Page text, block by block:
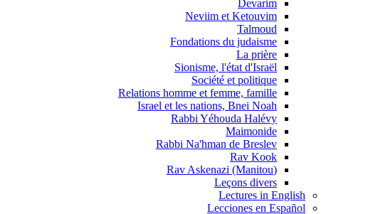
Devarim
Neviim et Ketouvim
Talmoud
Fondations du judaisme
La prière
Sionisme, l'état d'Israël
Société et politique
Relations homme et femme, famille
Israel et les nations, Bnei Noah
Rabbi Yéhouda Halévy
Maimonide
Rabbi Na'hman de Breslev
Rav Kook
(Rav Askenazi (Manitou
Leçons divers
Lectures in English
Lecciones en Español